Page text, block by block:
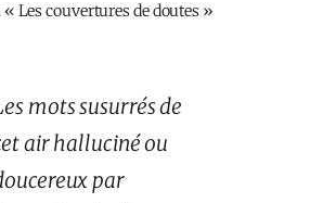
« Les couvertures de doutes »
mots susurrés de
air halluciné ou
par